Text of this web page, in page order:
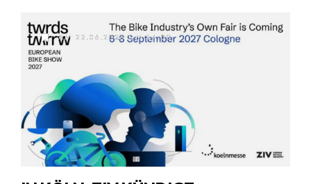
AM 22.06.2026 UM 14:08